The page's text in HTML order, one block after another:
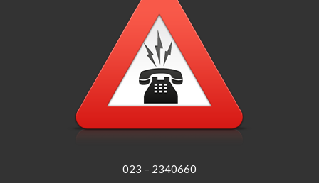
023 – 2340660